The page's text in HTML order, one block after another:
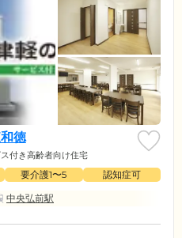
徳
付き高齢者向け住宅
要介護1〜5
認知症可
中央弘前駅